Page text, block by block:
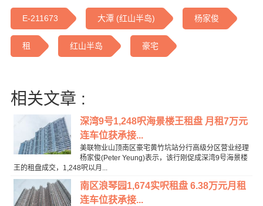
E-211673 大潭 (红山半岛) 杨家俊
租 红山半岛 豪宅
相关文章 :
深湾9号1,248呎海景楼王租盘 月租7万元
连车位获承接...
美联物业山顶南区豪宅黄竹坑站分行高级分区营业经理
杨家俊(Peter Yeung)表示，该行刚促成深湾9号海景楼
王的租盘成交，1,248呎以月...
南区浪琴园1,674实呎租盘 6.38万元月租
连车位获承接...